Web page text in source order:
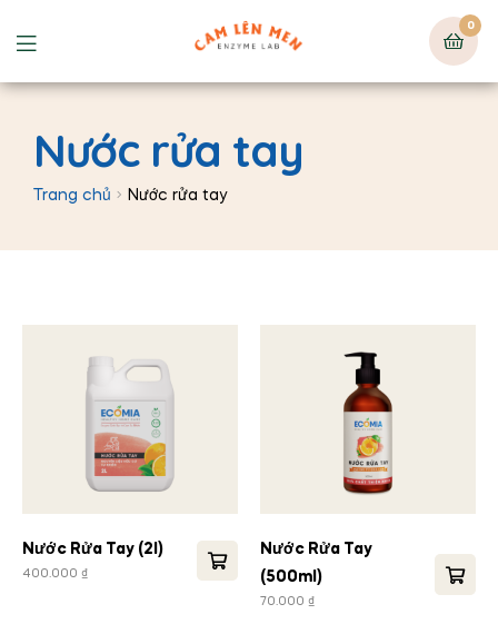
0
Nước rửa tay
Trang chủ Nước rửa tay
Nước Rửa Tay (2l)
400.000 ₫
Nước Rửa Tay
(500ml)
70.000 ₫